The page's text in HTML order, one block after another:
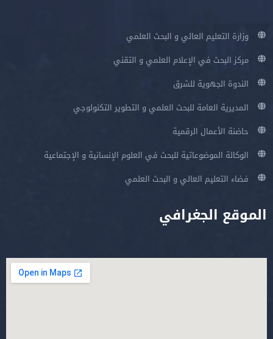
وزارة التعليم العالي و البحث العلمي
مركز البحث في الإعلام العلمي و التقني
الندوة الجهوية للشرق
المديرية العامة للبحث العلمي و التطوير التكنولوجي
حاضنة الأعمال الرقمية
الوكالة الموضوعاتية للبحث في العلوم الإنسانية و الإجتماعية
فضاء التعليم العالي و البحث العلمي
الموقع الجغرافي